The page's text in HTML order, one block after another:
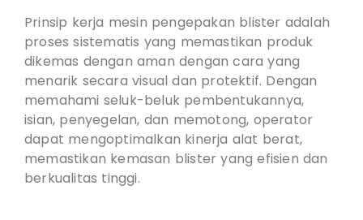
Prinsip kerja mesin pengepakan blister adalah
proses sistematis yang memastikan produk
dikemas dengan aman dengan cara yang
menarik secara visual dan protektif. Dengan
memahami seluk-beluk pembentukannya,
isian, penyegelan, dan memotong, operator
dapat mengoptimalkan kinerja alat berat,
memastikan kemasan blister yang efisien dan
berkualitas tinggi.